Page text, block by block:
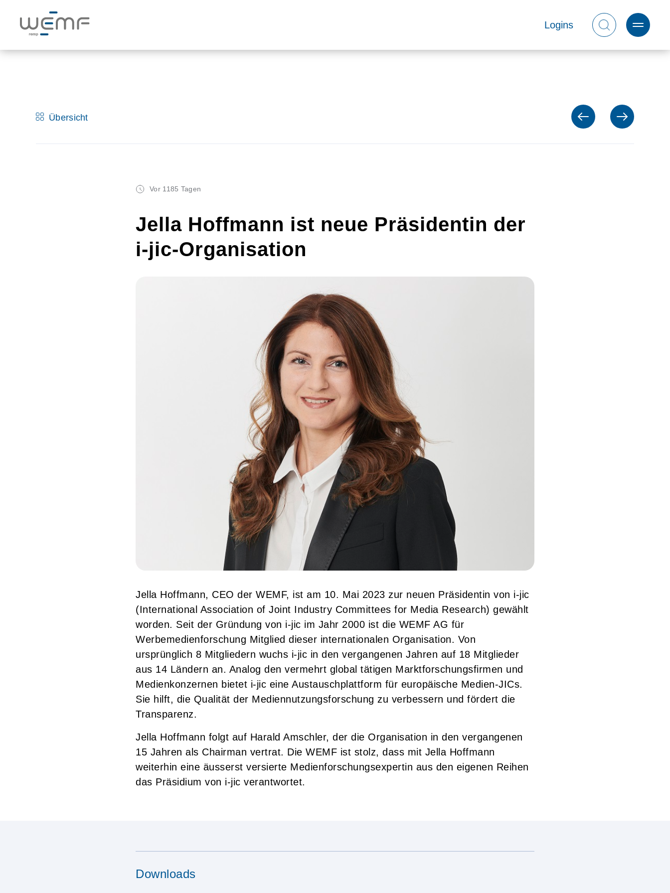
Logins
Übersicht
Vor 1185 Tagen
Jella Hoffmann ist neue Präsidentin der
i-jic-Organisation
Jella Hoffmann, CEO der WEMF, ist am 10. Mai 2023 zur neuen Präsidentin von i-jic
(International Association of Joint Industry Committees for Media Research) gewählt
worden. Seit der Gründung von i-jic im Jahr 2000 ist die WEMF AG für
Werbemedienforschung Mitglied dieser internationalen Organisation. Von
ursprünglich 8 Mitgliedern wuchs i-jic in den vergangenen Jahren auf 18 Mitglieder
aus 14 Ländern an. Analog den vermehrt global tätigen Marktforschungsfirmen und
Medienkonzernen bietet i-jic eine Austauschplattform für europäische Medien-JICs.
Sie hilft, die Qualität der Mediennutzungsforschung zu verbessern und fördert die
Transparenz.
Jella Hoffmann folgt auf Harald Amschler, der die Organisation in den vergangenen
15 Jahren als Chairman vertrat. Die WEMF ist stolz, dass mit Jella Hoffmann
weiterhin eine äusserst versierte Medienforschungsexpertin aus den eigenen Reihen
das Präsidium von i-jic verantwortet.
Downloads